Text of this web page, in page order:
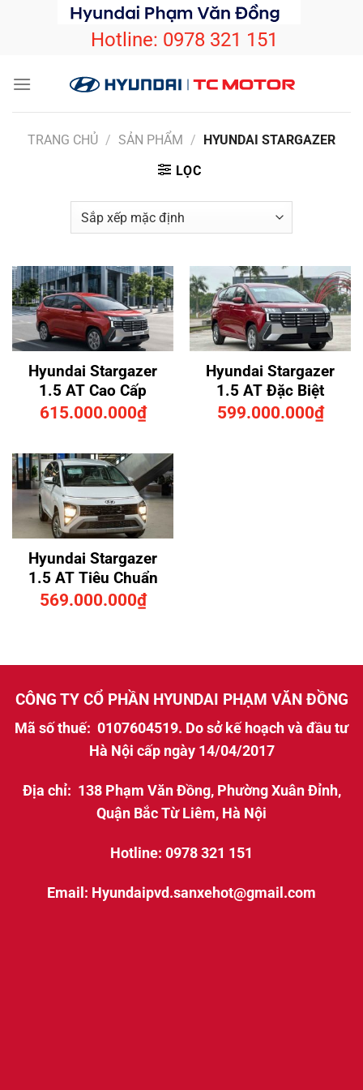
Hotline: 0978 321 151
TRANG CHỦ / SẢN PHẨM / HYUNDAI STARGAZER
LỌC
Hyundai Stargazer
1.5 AT Cao Cấp
615.000.000₫
Hyundai Stargazer
1.5 AT Đặc Biệt
599.000.000₫
Hyundai Stargazer
1.5 AT Tiêu Chuẩn
569.000.000₫
CÔNG TY CỔ PHẦN HYUNDAI PHẠM VĂN ĐỒNG
Mã số thuế: 0107604519. Do sở kế hoạch và đầu tư
Hà Nội cấp ngày 14/04/2017
Địa chỉ: 138 Phạm Văn Đồng, Phường Xuân Đỉnh,
Quận Bắc Từ Liêm, Hà Nội
Hotline: 0978 321 151
Email: Hyundaipvd.sanxehot@gmail.com